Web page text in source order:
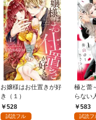
お嬢様はお仕置きが好
き（１）
528
試読フル
極と蕾
らない
583
試読フ